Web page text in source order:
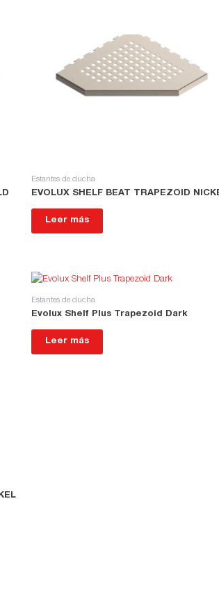
Estantes de ducha
EVOLUX SHELF BEAT TRAPEZOID
Leer más
Estantes de ducha
Evolux Shelf Plus Trapezoid Dark
Leer más